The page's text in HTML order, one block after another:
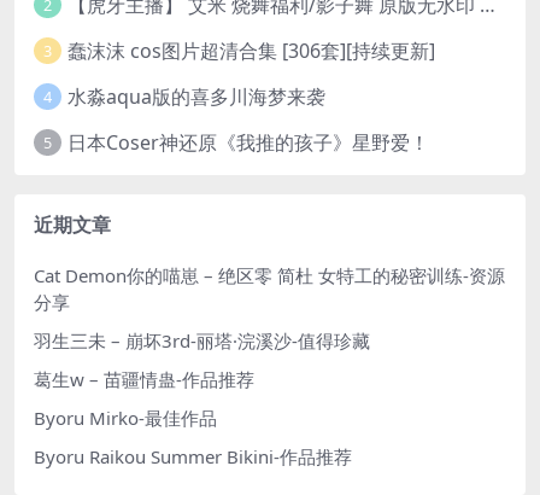
2
3 蠢沫沫 cos图片超清合集 [306套][持续更新]
4 水淼aqua版的喜多川海梦来袭
5 日本Coser神还原《我推的孩子》星野爱！
近期文章
Cat Demon你的喵崽 – 绝区零 简杜 女特工的秘密训练-资源
分享
羽生三未 – 崩坏3rd-丽塔·浣溪沙-值得珍藏
葛生w – 苗疆情蛊-作品推荐
Byoru Mirko-最佳作品
Byoru Raikou Summer Bikini-作品推荐